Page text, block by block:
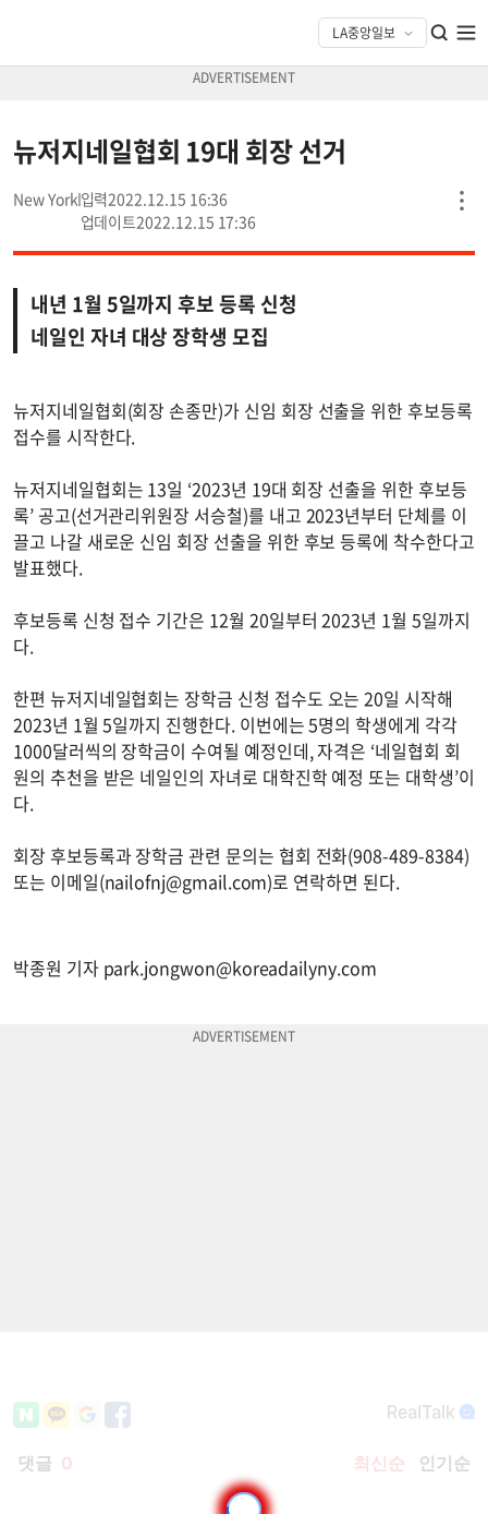
뉴저지네일협회 19대 회장 선거
New York
2022.12.15 16:36
2022.12.15 17:36
내년 1월 5일까지 후보 등록 신청
네일인 자녀 대상 장학생 모집
뉴저지네일협회(회장 손종만)가 신임 회장 선출을 위한 후보등록
접수를 시작한다.
뉴저지네일협회는 13일 ‘2023년 19대 회장 선출을 위한 후보등
록’ 공고(선거관리위원장 서승철)를 내고 2023년부터 단체를 이
끌고 나갈 새로운 신임 회장 선출을 위한 후보 등록에 착수한다고
발표했다.
후보등록 신청 접수 기간은 12월 20일부터 2023년 1월 5일까지
다.
한편 뉴저지네일협회는 장학금 신청 접수도 오는 20일 시작해
2023년 1월 5일까지 진행한다. 이번에는 5명의 학생에게 각각
1000달러씩의 장학금이 수여될 예정인데, 자격은 ‘네일협회 회
원의 추천을 받은 네일인의 자녀로 대학진학 예정 또는 대학생’이
다.
회장 후보등록과 장학금 관련 문의는 협회 전화(908-489-8384)
또는 이메일(nailofnj@gmail.com)로 연락하면 된다.
박종원 기자 park.jongwon@koreadailyny.com